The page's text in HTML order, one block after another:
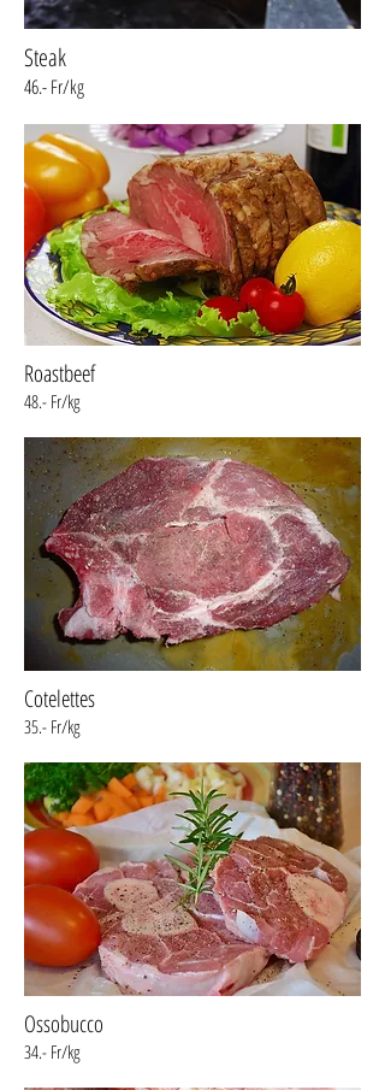
Steak
46.- Fr/kg
Roastbeef
48.- Fr/kg
Cotelettes
35.- Fr/kg
Ossobucco
34.- Fr/kg